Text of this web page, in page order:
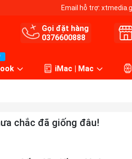
Email hỗ trợ:
Gọi đặt hàng
0376600888
iMac | Mac
chắc đã giống đâu!